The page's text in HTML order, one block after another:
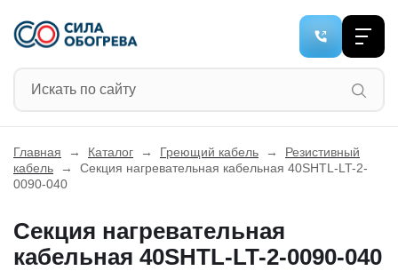
Главная → Каталог → Греющий кабель →
Резистивный
кабель
→
Секция нагревательная кабельная 40SHTL-LT-2-
0090-040
Секция нагревательная
кабельная 40SHTL-LT-2-0090-040